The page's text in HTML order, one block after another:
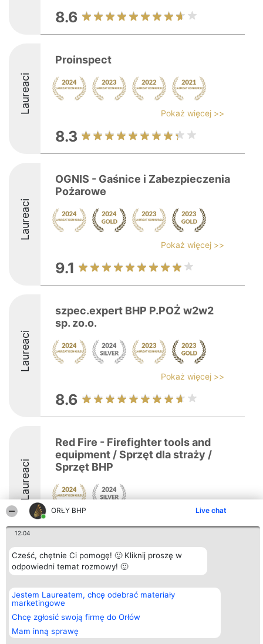
ORŁY BHP Live chat
12:04
Cześć, chętnie Ci pomogę! 🙂 Kliknij proszę w
odpowiedni temat rozmowy! 🙂
Jestem Laureatem, chcę odebrać materiały
marketingowe
Chcę zgłosić swoją firmę do Orłów
Mam inną sprawę
8.6
Laureaci
Proinspect
Pokaż więcej >>
8.3
Laureaci
OGNIS - Gaśnice i Zabezpieczenia
Pożarowe
Pokaż więcej >>
9.1
Laureaci
szpec.expert BHP P.POŻ w2w2
sp. zo.o.
Pokaż więcej >>
8.6
Laureaci
Red Fire - Firefighter tools and
equipment / Sprzęt dla straży /
Sprzęt BHP
8.6
Organizator plebiscytu
Bright Side Solutions sp. z o.
ul. Ruska 22
Wrocław 50-079
KRS 0000749100 | Regon
381313360 | NIP 8943132676
+48 508 492 400
Plebiscyt
Laureaci
wszystkich
Regulamin
Kontakt